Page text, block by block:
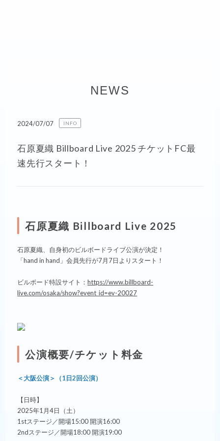
NEWS
2024/07/07 INFO
石原夏織 Billboard Live 2025 チケットFC最
速先行スタート！
石原夏織 Billboard Live 2025
石原夏織、自身初のビルボードライブ公演が決定！
「hand in hand」会員先行が7月7日よりスタート！
ビルボード特設サイト：https://www.billboard-
live.com/osaka/show?event_id=ev-20027
公演概要/チケット料金
＜大阪公演＞（1日2回公演）
【日時】
2025年1月4日（土）
1stステージ／開場15:00 開演16:00
2ndステージ／開場18:00 開演19:00